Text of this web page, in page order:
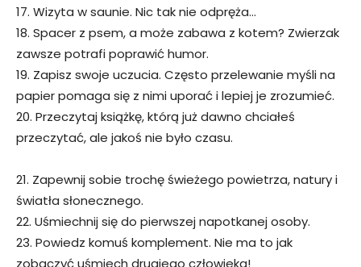
17. Wizyta w saunie. Nic tak nie odpręża…
18. Spacer z psem, a może zabawa z kotem? Zwierzak
zawsze potrafi poprawić humor.
19. Zapisz swoje uczucia. Często przelewanie myśli na
papier pomaga się z nimi uporać i lepiej je zrozumieć.
20. Przeczytaj książkę, którą już dawno chciałeś
przeczytać, ale jakoś nie było czasu.
21. Zapewnij sobie trochę świeżego powietrza, natury i
światła słonecznego.
22. Uśmiechnij się do pierwszej napotkanej osoby.
23. Powiedz komuś komplement. Nie ma to jak
zobaczyć uśmiech drugiego człowieka!